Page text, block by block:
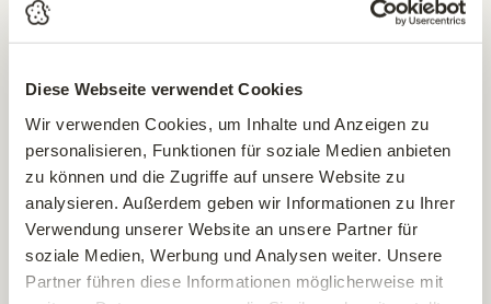
Diese Webseite verwendet Cookies
Wir verwenden Cookies, um Inhalte und Anzeigen zu
personalisieren, Funktionen für soziale Medien anbieten
zu können und die Zugriffe auf unsere Website zu
analysieren. Außerdem geben wir Informationen zu Ihrer
Verwendung unserer Website an unsere Partner für
soziale Medien, Werbung und Analysen weiter. Unsere
Partner führen diese Informationen möglicherweise mit
IN GANZ ÖSTERREICH, DEUTSCHLAND & ITALIEN!
Versandkostenfrei ab € 49,-
Pflanzen, die wir per Paket versenden können, liefern wir
bereits ab einem Bestellwert von € 49,– versandkostenfrei.
Alle paketversandfähigen Artikel sind im Online-Shop
entsprechend gekennzeichnet (ausgenommen sind Erden &
Bäume).